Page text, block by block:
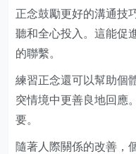
正念鼓勵更好的溝通技
聽和全心投入。這能促
的聯繫。
練習正念還可以幫助個
突情境中更善良地回應
要。
隨著人際關係的改善，